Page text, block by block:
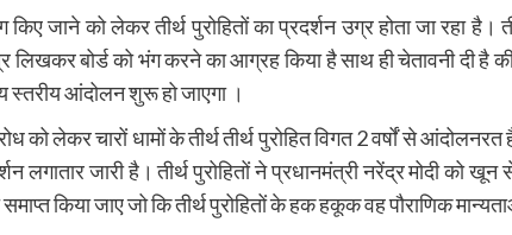
किए जाने को लेकर तीर्थ पुरोहितों का प्रदर्शन उग्र होता जा रहा है।
लिखकर बोर्ड को भंग करने का आग्रह किया है साथ ही चेतावनी दी
स्तरीय आंदोलन शुरू हो जाएगा ।
को लेकर चारों धामों के तीर्थ तीर्थ पुरोहित विगत 2 वर्षों से
लगातार जारी है। तीर्थ पुरोहितों ने प्रधानमंत्री नरेंद्र मोदी को
समाप्त किया जाए जो कि तीर्थ पुरोहितों के हक हकूक वह पौराणिक